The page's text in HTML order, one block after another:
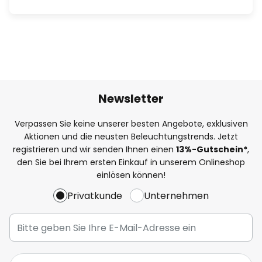
Newsletter
Verpassen Sie keine unserer besten Angebote, exklusiven
Aktionen und die neusten Beleuchtungstrends. Jetzt
registrieren und wir senden Ihnen einen 13%-Gutschein*,
den Sie bei Ihrem ersten Einkauf in unserem Onlineshop
einlösen können!
Privatkunde Unternehmen